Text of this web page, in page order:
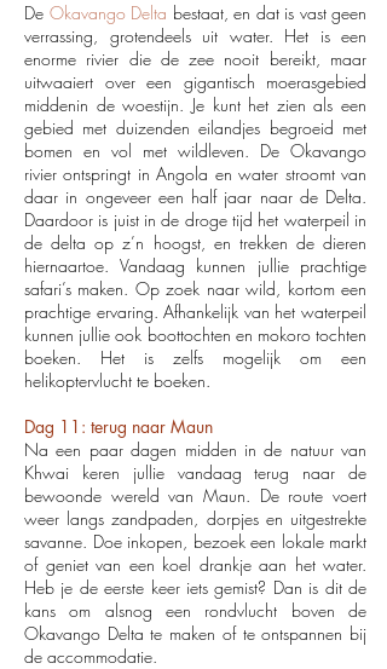
De Okavango Delta bestaat, en dat is vast geen
verrassing, grotendeels uit water. Het is een
enorme rivier die de zee nooit bereikt, maar
uitwaaiert over een gigantisch moerasgebied
middenin de woestijn. Je kunt het zien als een
gebied met duizenden eilandjes begroeid met
bomen en vol met wildleven. De Okavango
rivier ontspringt in Angola en water stroomt van
daar in ongeveer een half jaar naar de Delta.
Daardoor is juist in de droge tijd het waterpeil in
de delta op z’n hoogst, en trekken de dieren
hiernaartoe. Vandaag kunnen jullie prachtige
safari’s maken. Op zoek naar wild, kortom een
prachtige ervaring. Afhankelijk van het waterpeil
kunnen jullie ook boottochten en mokoro tochten
boeken. Het is zelfs mogelijk om een
helikoptervlucht te boeken.
Dag 11: terug naar Maun
Na een paar dagen midden in de natuur van
Khwai keren jullie vandaag terug naar de
bewoonde wereld van Maun. De route voert
weer langs zandpaden, dorpjes en uitgestrekte
savanne. Doe inkopen, bezoek een lokale markt
of geniet van een koel drankje aan het water.
Heb je de eerste keer iets gemist? Dan is dit de
kans om alsnog een rondvlucht boven de
Okavango Delta te maken of te ontspannen bij
de accommodatie.